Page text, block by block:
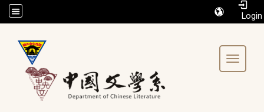
/accesskey"" title="Toolbar">:::
Toggle